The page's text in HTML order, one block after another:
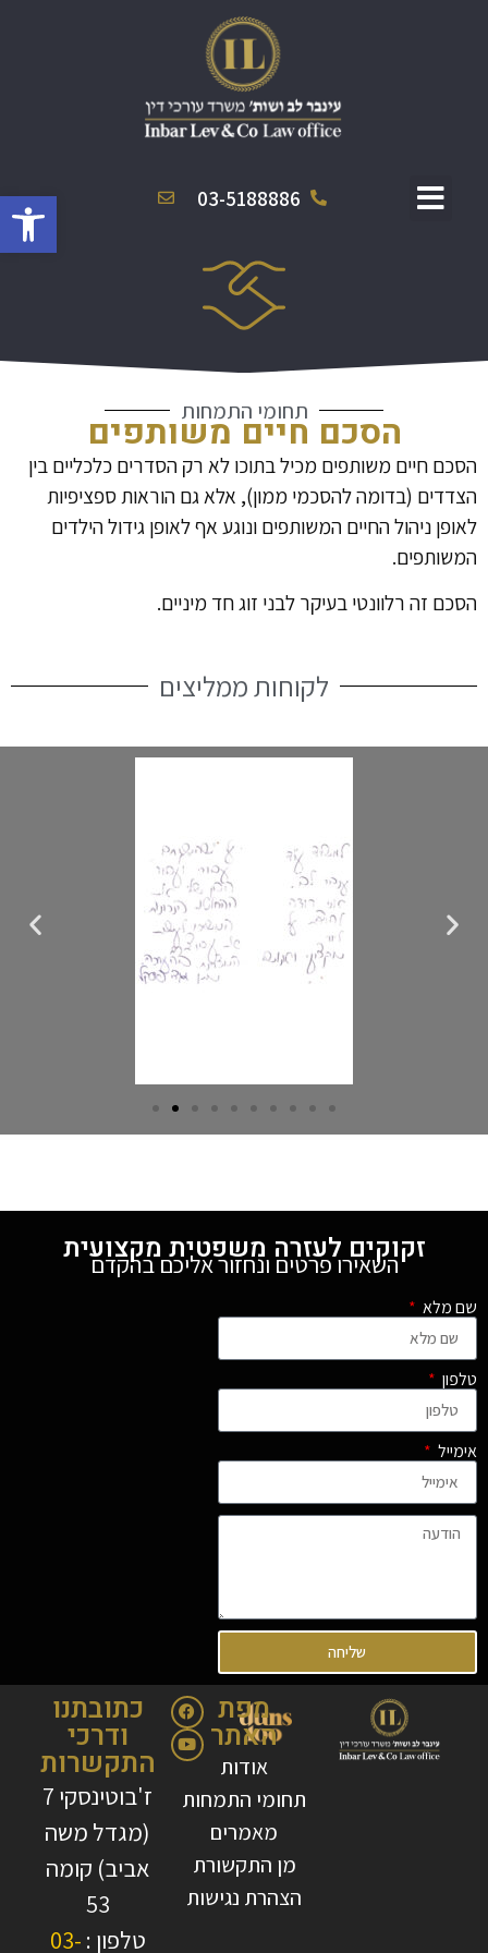
פתח 03-5188886
תחומי התמחות
הסכם חיים משותפים
הסכם חיים משותפים מכיל בתוכו לא רק הסדרים כלכליים בין
הצדדים (בדומה להסכמי ממון), אלא גם הוראות ספציפיות
לאופן ניהול החיים המשותפים ונוגע אף לאופן גידול הילדים
המשותפים.
הסכם זה רלוונטי בעיקר לבני זוג חד מיניים.
לקוחות ממליצים
זקוקים לעזרה משפטית מקצועית
השאירו פרטים ונחזור אליכם בהקדם
שם מלא
טלפון
אימייל
שליחה
מפת
האתר
אודות
תחומי התמחות
מאמרים
מן התקשורת
הצהרת נגישות
כתובתנו
ודרכי
התקשרות
ז'בוטינסקי 7
(מגדל משה
אביב) קומה
53
טלפון : 03-